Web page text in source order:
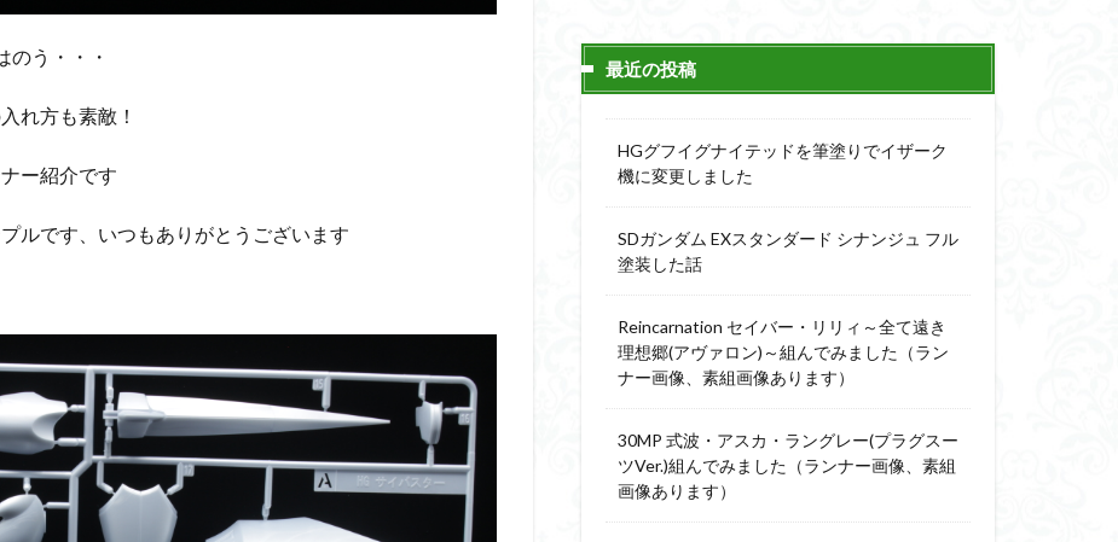
のう・・・
れ方も素敵！
ー紹介です
ルです、いつもありがとうございます
最近の投稿
HGグフイグナイテッドを筆塗りでイザーク
機に変更しました
SDガンダム EXスタンダード シナンジュ フル
塗装した話
Reincarnation セイバー・リリィ～全て遠き
理想郷(アヴァロン)～組んでみました（ラン
ナー画像、素組画像あります）
30MP 式波・アスカ・ラングレー(プラグスー
ツVer.)組んでみました（ランナー画像、素組
画像あります）
ト大戦
スーパーロボット大戦OG
ゾンビノイド
ディアゴスティーニ
デジモン
ドラゴンボールZ
パトレイバー
フル塗装
ズ・ガール
フレームミュージック・ガール
プラノサウルス
ベルセルク
メガミデバイス メッキ風塗装 モデロイド モルカー
REBEL3199
ランナー ランナー紹介 レビュー ワタル
ン
一番くじ 三国創傑伝 仮面ライダー
仮面ライダーアギト
ライブ
仮面ライダーブレイド 侵略ロボ 倉持ｷｮｰﾘｭｰ
全塗装
勇者王 化石 塗装 塗装組立キット
平成ザクジム合戦R4